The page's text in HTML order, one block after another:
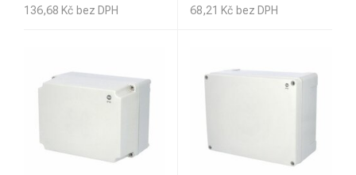
136,68 Kč bez DPH 68,21 Kč bez DPH